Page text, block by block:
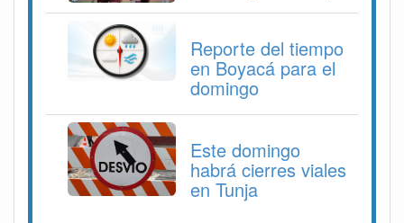
Reporte del tiempo
en Boyacá para el
domingo
Este domingo
habrá cierres viales
en Tunja